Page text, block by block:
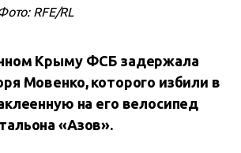
RFE/RL
Крыму ФСБ задержала
Мовенко, которого избили в
на его велосипед
«Азов».